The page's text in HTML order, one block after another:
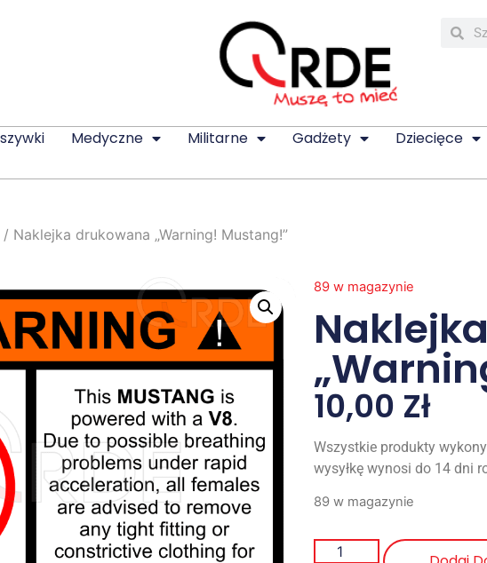
Medyczne Militarne Gadżety Dziecięce
/ Naklejka drukowana „Warning! Mustang!”
89 w magazynie
10,00 Zł
Wszystkie produkty
wysyłkę wynosi do 14 dni
89 w magazynie